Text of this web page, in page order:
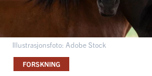
Illustrasjonsfoto: Adobe Stock
FORSKNING